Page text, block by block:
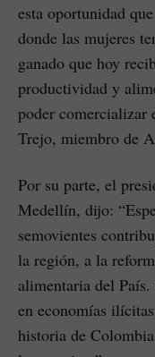
esta oportunidad
donde las mujeres
ganado que hoy
productividad y
poder comercializar
Trejo, miembro de
Por su parte, el
Medellín, dijo:
semovientes
la región, a la
alimentaria del País.
en economías
historia de